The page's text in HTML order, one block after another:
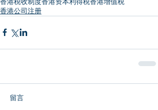
香港公司注册
留言